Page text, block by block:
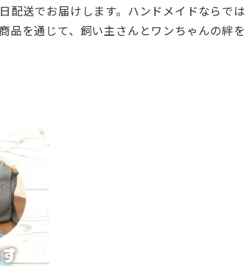
配送でお届けします。ハンドメイドならでは
品を通じて、飼い主さんとワンちゃんの絆を